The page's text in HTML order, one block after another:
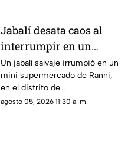
Jabalí desata caos al
interrumpir en un
comercio y embiste a
un hombre
Un jabalí salvaje irrumpió en un
mini supermercado de Ranni,
en el distrito de
Pathanamthitta, Kerala, India,
agosto 05, 2026 11:30 a. m.